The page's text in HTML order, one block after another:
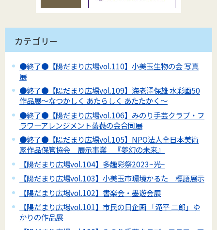
カテゴリー
●終了●【陽だまり広場vol.110】小美玉生物の会 写真
展
●終了●【陽だまり広場vol.109】海老澤保雄 水彩画50
作品展～なつかしく あたらしく あたたかく～
●終了●【陽だまり広場vol.106】みのり手芸クラブ・フ
ラワーアレンジメント薔薇の会合同展
●終了●【陽だまり広場vol.105】NPO法人全日本美術
家作品保管協会 展示事業 『夢幻の未来』
【陽だまり広場vol.104】多趣彩祭2023~光~
【陽だまり広場vol.103】小美玉市環境かるた 標語展示
【陽だまり広場vol.102】書楽会・墨遊会展
【陽だまり広場vol.101】市民の日企画 「滝平 二郎」ゆ
かりの作品展